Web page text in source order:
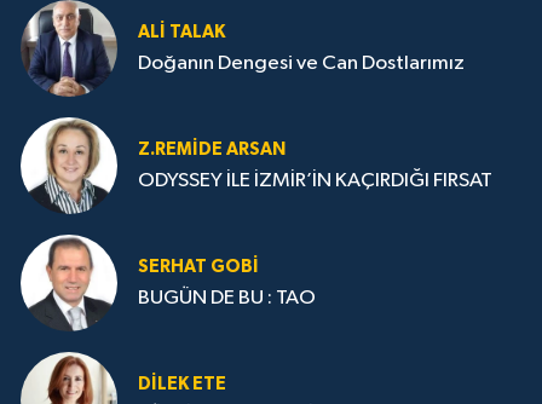
ALI TALAK
Doğanın Dengesi ve Can Dostlarımız
Z.REMIDE ARSAN
ODYSSEY İLE İZMİR’İN KAÇIRDIĞI FIRSAT
SERHAT GOBİ
BUGÜN DE BU : TAO
DILEK ETE